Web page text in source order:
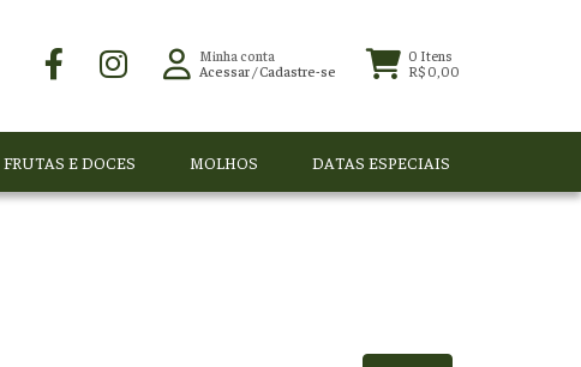
Minha conta
Acessar/Cadastre-se
0 Itens
R$ 0,00
FRUTAS E DOCES MOLHOS DATAS ESPECIAIS